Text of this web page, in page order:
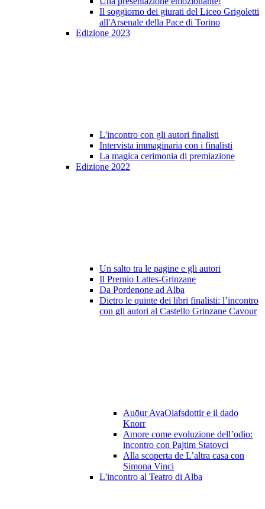
Il soggiorno dei giurati del Liceo Grigoletti
all'Arsenale della Pace di Torino
Edizione 2023
L'incontro con gli autori finalisti
Intervista immaginaria con i finalisti
La magica cerimonia di premiazione
Edizione 2022
Un salto tra le pagine e gli autori
Il Premio Lattes-Grinzane
Da Pordenone ad Alba
Dietro le quinte dei libri finalisti: l’incontro
con gli autori al Castello Grinzane Cavour
Auōur AvaOlafsdottir e il dado
Knorr
Amore come evoluzione dell’odio:
incontro con Pajtim Statovci
Alla scoperta de L’altra casa con
Simona Vinci
L'incontro al Teatro di Alba